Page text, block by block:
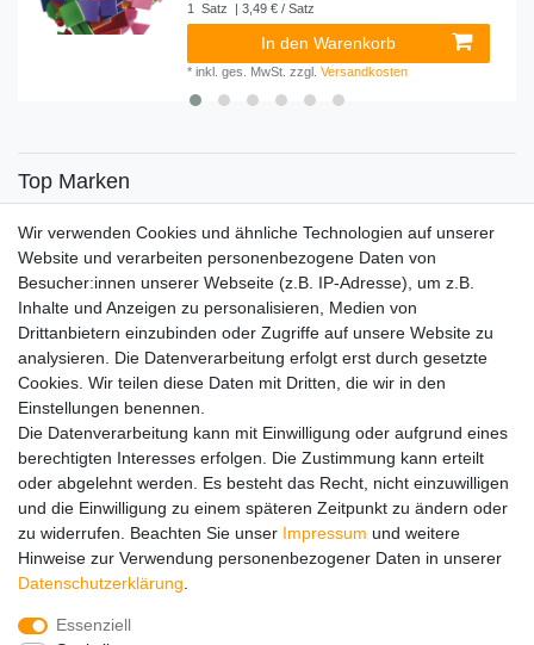
1 Satz | 3,49 € / Satz
In den Warenkorb
*inkl. ges. MwSt. zzgl.Versandkosten
Top Marken
Top Themen
Adventskalender
Service
Versandinfos
FAQ
Ersatzteile
Registrieren
Wir versenden mit
Impressum
Wir verwenden Cookies und ähnliche Technologien auf unserer
Website und verarbeiten personenbezogene Daten von
Besucher:innen unserer Webseite (z.B. IP-Adresse), um z.B.
Inhalte und Anzeigen zu personalisieren, Medien von
Drittanbietern einzubinden oder Zugriffe auf unsere Website zu
analysieren. Die Datenverarbeitung erfolgt erst durch gesetzte
Cookies. Wir teilen diese Daten mit Dritten, die wir in den
Einstellungen benennen.
Die Datenverarbeitung kann mit Einwilligung oder aufgrund eines
berechtigten Interesses erfolgen. Die Zustimmung kann erteilt
oder abgelehnt werden. Es besteht das Recht, nicht einzuwilligen
und die Einwilligung zu einem späteren Zeitpunkt zu ändern oder
zu widerrufen. Beachten Sie unser Impressum und weitere
Hinweise zur Verwendung personenbezogener Daten in unserer
Daten­schutz­erklärung
Essenziell